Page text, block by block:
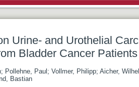
Urine- and Urothelial
Bladder Cancer Patients
; Pollehne, Paul ; Vollmer, Philipp; Aicher,
Bastian